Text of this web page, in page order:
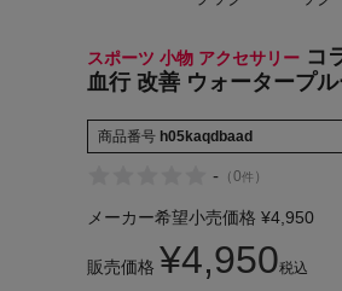
スポーツ 小物 アクセサリー コ
血行 改善 ウォータープ
商品番号 h05kaqdbaad
- （0件 ）
メーカー希望小売価格 ¥4,950
販売価格 ¥4,950税込